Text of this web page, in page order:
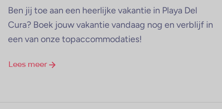
Ben jij toe aan een heerlijke vakantie in Playa Del
Cura? Boek jouw vakantie vandaag nog en verblijf in
een van onze topaccommodaties!
Lees meer